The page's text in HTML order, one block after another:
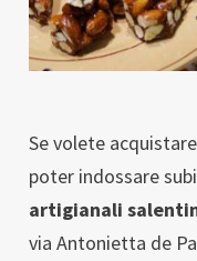
Se volete
poter indossare
artigianali
via Antonietta de